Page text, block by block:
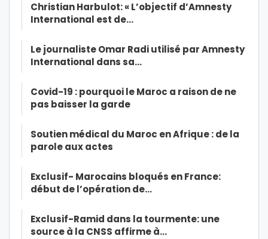
Christian Harbulot: « L’objectif d’Amnesty
International est de…
Le journaliste Omar Radi utilisé par Amnesty
International dans sa…
Covid-19 : pourquoi le Maroc a raison de ne
pas baisser la garde
Soutien médical du Maroc en Afrique : de la
parole aux actes
Exclusif- Marocains bloqués en France:
début de l’opération de…
Exclusif-Ramid dans la tourmente: une
source à la CNSS affirme à…